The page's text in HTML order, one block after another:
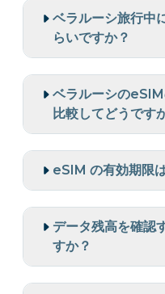
ベラルーシ旅行中
らいですか？
ベラルーシの
比較してどうです
eSIM の有効期限
データ残高を確認
すか？